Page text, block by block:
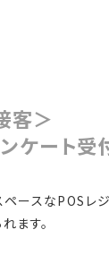
客＞
ケート受
ペースなPOSレ
ます。